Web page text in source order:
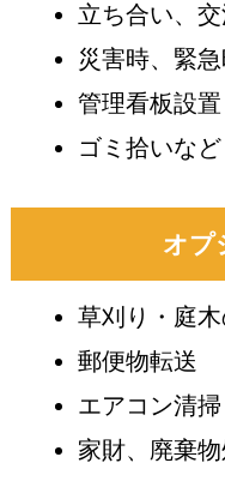
立ち合い、
災害時、緊
管理看板設置
ゴミ拾いなど
オプ
草刈り・庭
郵便物転送
エアコン清
家財、廃棄